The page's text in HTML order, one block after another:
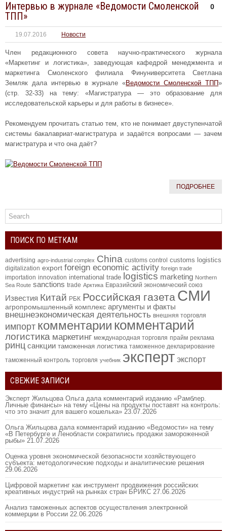
0
Интервью в журнале «Ведомости Смоленской
ТПП»
19.07.2016 Новости
Член редакционного совета научно-практического журнала
«Маркетинг и логистика», заведующая кафедрой менеджмента и
маркетинга Смоленского филиала Финуниверситета Светлана
Земляк дала интервью в журнале «Ведомости Смоленской ТПП»
(стр. 32-33) на тему: «Магистратура — это образование для
исследовательской карьеры и для работы в бизнесе».
Рекомендуем прочитать статью тем, кто не понимает двуступенчатой
системы бакалавриат-магистратура и задаётся вопросами — зачем
магистратура и что она даёт?
ПОДРОБНЕЕ
ПОИСК ПО МЕТКАМ
advertising agro-industrial complex China customs control customs logistics
digitalization export foreign economic activity foreign trade
importation innovation international trade logistics marketing Northern
Sea Route sanctions trade Арктика Евразийский экономический союз
Известия Китай РБК Российская газета СМИ
агропромышленный комплекс аргументы и факты
внешнеэкономическая деятельность внешняя торговля
импорт комментарии комментарий
логистика маркетинг международная торговля прайм реклама
ринц санкции таможенная логистика таможенное декларирование
таможенный контроль торговля учебник эксперт экспорт
СВЕЖИЕ ЗАПИСИ
Эксперт Жильцова Ольга дала комментарий изданию «Рамблер.
Личные финансы» на тему «Цены на продукты поставят на контроль:
что это значит для вашего кошелька» 23.07.2026
Ольга Жильцова дала комментарий изданию «Ведомости» на тему
«В Петербурге и Ленобласти сократились продажи замороженной
рыбы» 21.07.2026
Оценка уровня экономической безопасности хозяйствующего
субъекта: методологические подходы и аналитические решения
29.06.2026
Цифровой маркетинг как инструмент продвижения российских
креативных индустрий на рынках стран БРИКС 27.06.2026
Анализ таможенных аспектов осуществления электронной
коммерции в России 22.06.2026